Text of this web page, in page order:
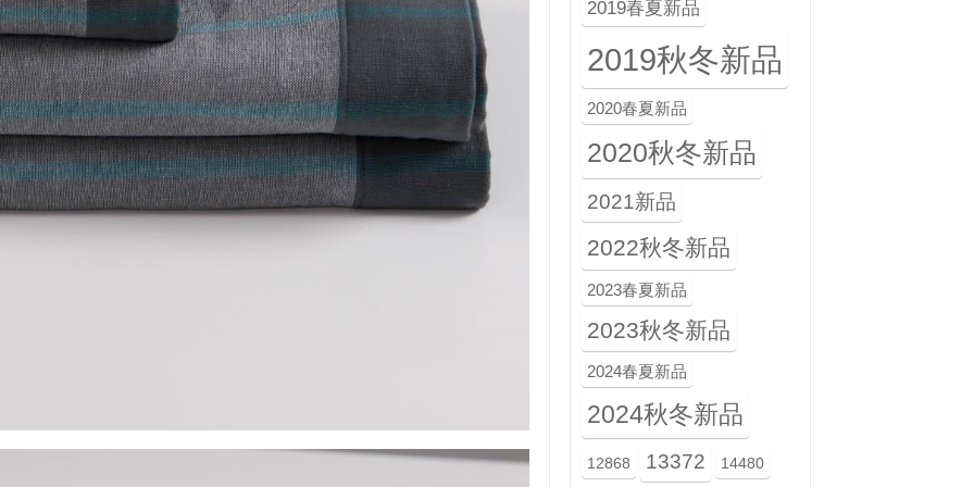
2019春夏新品
2019秋冬新品
2020春夏新品
2020秋冬新品
2021新品
2022秋冬新品
2023春夏新品
2023秋冬新品
2024春夏新品
2024秋冬新品
12868 13372 14480